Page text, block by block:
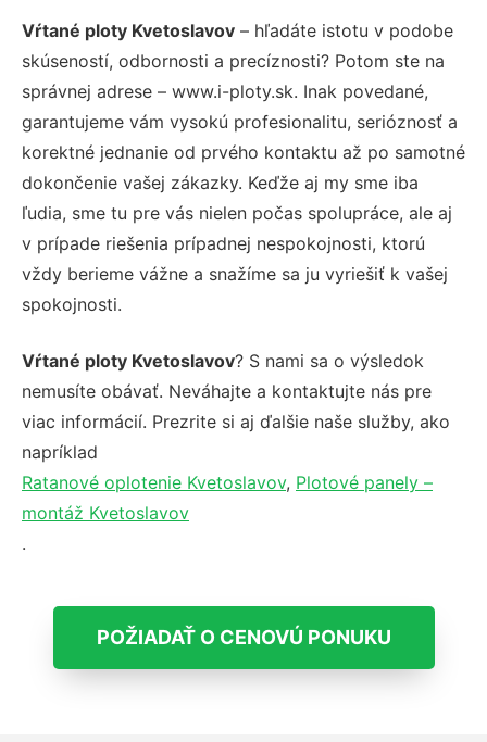
Vŕtané ploty Kvetoslavov – hľadáte istotu v podobe
skúseností, odbornosti a precíznosti? Potom ste na
správnej adrese – www.i-ploty.sk. Inak povedané,
garantujeme vám vysokú profesionalitu, serióznosť a
korektné jednanie od prvého kontaktu až po samotné
dokončenie vašej zákazky. Keďže aj my sme iba
ľudia, sme tu pre vás nielen počas spolupráce, ale aj
v prípade riešenia prípadnej nespokojnosti, ktorú
vždy berieme vážne a snažíme sa ju vyriešiť k vašej
spokojnosti.
Vŕtané ploty Kvetoslavov? S nami sa o výsledok
nemusíte obávať. Neváhajte a kontaktujte nás pre
viac informácií. Prezrite si aj ďalšie naše služby, ako
napríklad
Ratanové oplotenie Kvetoslavov, Plotové panely –
montáž Kvetoslavov
.
POŽIADAŤ O CENOVÚ PONUKU